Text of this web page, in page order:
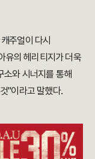
주얼이 다시
유의 헤리티지가 더욱
소와 시너지를 통해
"이라고 말했다.